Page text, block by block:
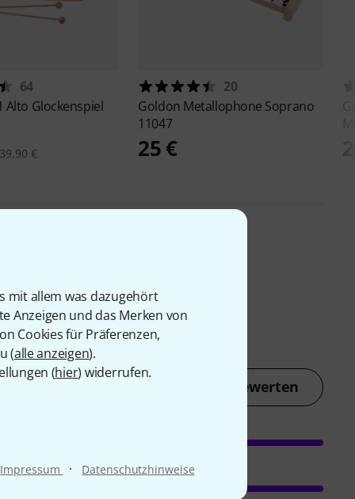
mit allem was dazugehört
Anzeigen und das Merken von
Cookies für Präferenzen,
(alle anzeigen).
(hier) widerrufen.
Impressum · Datenschutzhinweise
64
Alto Glockenspiel
€
20
Goldon Metallophone Soprano
11047
25 €
Jetzt bewerten